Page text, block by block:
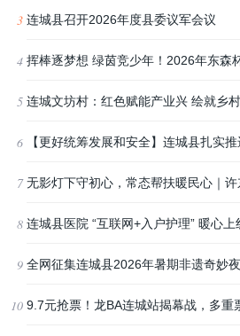
连城县召开2026年度县委议军会议
连城文坊村：红色赋能产业兴 绘就乡
连城县医院 “互联网+入户护理” 暖心上
9.7元抢票！龙BA连城站揭幕战，多重